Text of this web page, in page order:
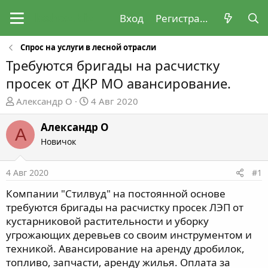
Вход Регистрация
Спрос на услуги в лесной отрасли
Требуются бригады на расчистку
просек от ДКР МО авансирование.
А
в
о
р
е
ы
Александр О
Д
а
т
а
л
а
4 Авг 2020
А Александр О
Новичок
4 Авг 2020 #1
Компании "Стилвуд" на постоянной основе
требуются бригады на расчистку просек ЛЭП от
кустарниковой растительности и уборку
угрожающих деревьев со своим инструментом и
техникой. Авансирование на аренду дробилок,
топливо, запчасти, аренду жилья. Оплата за